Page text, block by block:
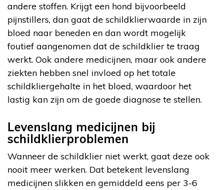
andere stoffen. Krijgt een hond bijvoorbeeld
pijnstillers, dan gaat de schildklierwaarde in zijn
bloed naar beneden en dan wordt mogelijk
foutief aangenomen dat de schildklier te traag
werkt. Ook andere medicijnen, maar ook andere
ziekten hebben snel invloed op het totale
schildkliergehalte in het bloed, waardoor het
lastig kan zijn om de goede diagnose te stellen.
Levenslang medicijnen bij
schildklierproblemen
Wanneer de schildklier niet werkt, gaat deze ook
nooit meer werken. Dat betekent levenslang
medicijnen slikken en gemiddeld eens per 3-6